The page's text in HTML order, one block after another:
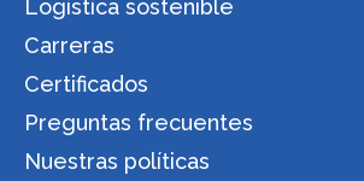
Logística sostenible
Carreras
Certificados
Preguntas frecuentes
Nuestras políticas